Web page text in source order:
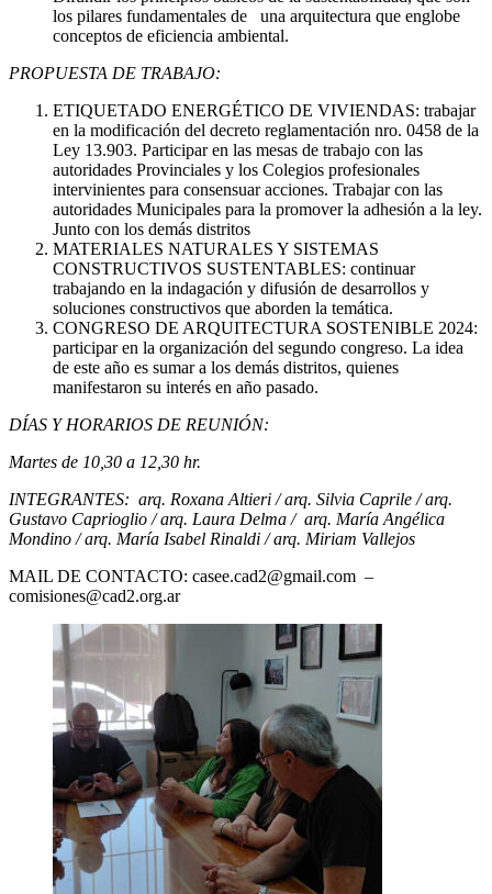
los pilares fundamentales de una arquitectura que englobe
conceptos de eficiencia ambiental.
PROPUESTA DE TRABAJO:
ETIQUETADO ENERGÉTICO DE VIVIENDAS: trabajar
en la modificación del decreto reglamentación nro. 0458 de la
Ley 13.903. Participar en las mesas de trabajo con las
autoridades Provinciales y los Colegios profesionales
intervinientes para consensuar acciones. Trabajar con las
autoridades Municipales para la promover la adhesión a la ley.
Junto con los demás distritos
MATERIALES NATURALES Y SISTEMAS
CONSTRUCTIVOS SUSTENTABLES: continuar
trabajando en la indagación y difusión de desarrollos y
soluciones constructivos que aborden la temática.
CONGRESO DE ARQUITECTURA SOSTENIBLE 2024:
participar en la organización del segundo congreso. La idea
de este año es sumar a los demás distritos, quienes
manifestaron su interés en año pasado.
DÍAS Y HORARIOS DE REUNIÓN:
Martes de 10,30 a 12,30 hr.
INTEGRANTES: arq. Roxana Altieri / arq. Silvia Caprile / arq.
Gustavo Caprioglio / arq. Laura Delma / arq. María Angélica
Mondino / arq. María Isabel Rinaldi / arq. Miriam Vallejos
MAIL DE CONTACTO: casee.cad2@gmail.com –
comisiones@cad2.org.ar